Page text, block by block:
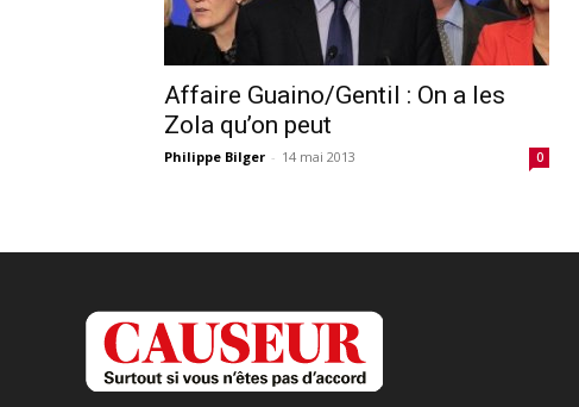
Affaire Guaino/Gentil : On a les
Zola qu’on peut
Philippe Bilger - 14 mai 2013 0